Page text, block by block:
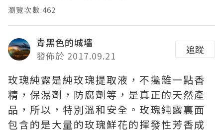
瀏覽次數:462
青黑色的城墙
發佈於 2017.09.21
追蹤
玫瑰純露是純玫瑰提取液，不攙雜一點香
精，保濕劑，防腐劑等，是真正的天然產
品，所以，特別溫和安全。玫瑰純露裏面
包含的是大量的玫瑰鮮花的揮發性芳香成